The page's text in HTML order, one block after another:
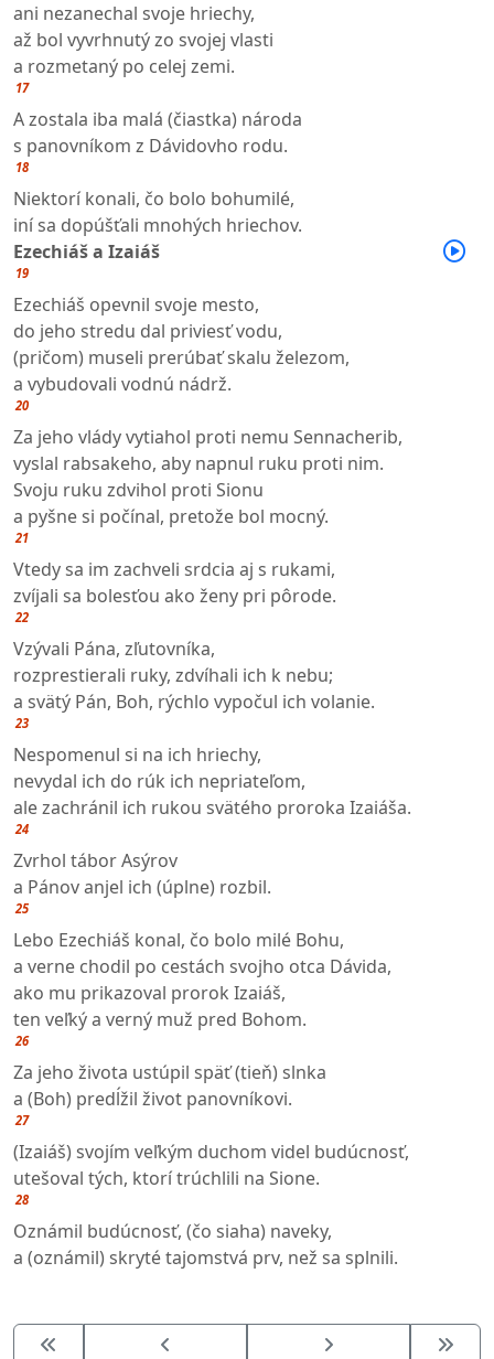
ani nezanechal svoje hriechy,
až bol vyvrhnutý zo svojej vlasti
a rozmetaný po celej zemi.
17
A zostala iba malá (čiastka) národa
s panovníkom z Dávidovho rodu.
18
Niektorí konali, čo bolo bohumilé,
iní sa dopúšťali mnohých hriechov.
Ezechiáš a Izaiáš
19
Ezechiáš opevnil svoje mesto,
do jeho stredu dal priviesť vodu,
(pričom) museli prerúbať skalu železom,
a vybudovali vodnú nádrž.
20
Za jeho vlády vytiahol proti nemu Sennacherib,
vyslal rabsakeho, aby napnul ruku proti nim.
Svoju ruku zdvihol proti Sionu
a pyšne si počínal, pretože bol mocný.
21
Vtedy sa im zachveli srdcia aj s rukami,
zvíjali sa bolesťou ako ženy pri pôrode.
22
Vzývali Pána, zľutovníka,
rozprestierali ruky, zdvíhali ich k nebu;
a svätý Pán, Boh, rýchlo vypočul ich volanie.
23
Nespomenul si na ich hriechy,
nevydal ich do rúk ich nepriateľom,
ale zachránil ich rukou svätého proroka Izaiáša.
24
Zvrhol tábor Asýrov
a Pánov anjel ich (úplne) rozbil.
25
Lebo Ezechiáš konal, čo bolo milé Bohu,
a verne chodil po cestách svojho otca Dávida,
ako mu prikazoval prorok Izaiáš,
ten veľký a verný muž pred Bohom.
26
Za jeho života ustúpil späť (tieň) slnka
a (Boh) predĺžil život panovníkovi.
27
(Izaiáš) svojím veľkým duchom videl budúcnosť,
utešoval tých, ktorí trúchlili na Sione.
28
Oznámil budúcnosť, (čo siaha) naveky,
a (oznámil) skryté tajomstvá prv, než sa splnili.